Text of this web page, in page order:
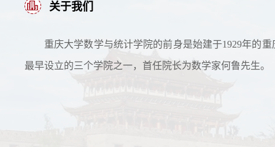
关于我们
重庆大学数学与统计学院的前身是始建于1929年的
最早设立的三个学院之一，首任院长为数学家何鲁先生。